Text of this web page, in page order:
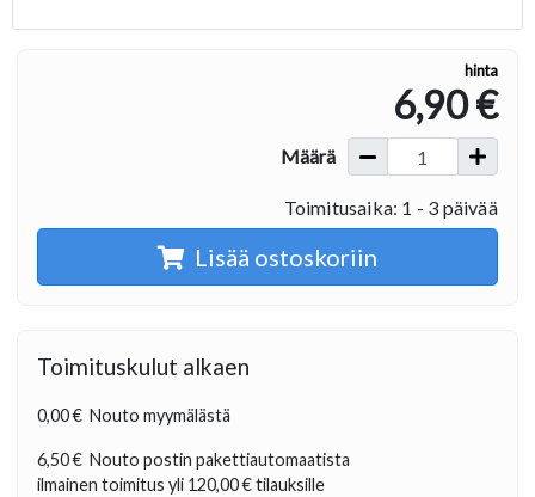
hinta
6,90 €
Määrä
Toimitusaika: 1 - 3 päivää
Lisää ostoskoriin
Toimituskulut alkaen
0,00 € Nouto myymälästä
6,50 € Nouto postin pakettiautomaatista
ilmainen toimitus yli 120,00 €tilauksille